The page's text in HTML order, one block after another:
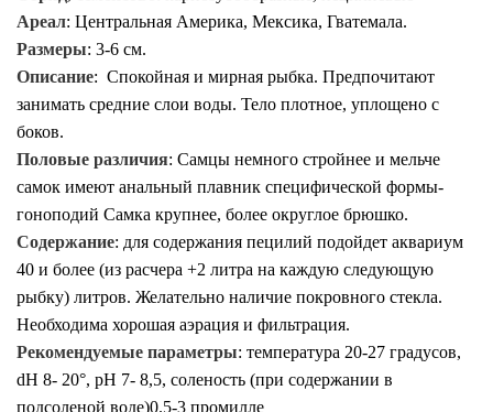
Ареал: Центральная Америка, Мексика, Гватемала.
Размеры: 3-6 см.
Описание: Спокойная и мирная рыбка. Предпочитают
занимать средние слои воды. Тело плотное, уплощено с
боков.
Половые различия: Самцы немного стройнее и мельче
самок имеют анальный плавник специфической формы-
гоноподий Самка крупнее, более округлое брюшко.
Содержание: для содержания пецилий подойдет аквариум
40 и более (из расчера +2 литра на каждую следующую
рыбку) литров. Желательно наличие покровного стекла.
Необходима хорошая аэрация и фильтрация.
Рекомендуемые параметры: температура 20-27 градусов,
dH 8- 20°, рН 7- 8,5, соленость (при содержании в
подсоленой воде)0.5-3 промилле